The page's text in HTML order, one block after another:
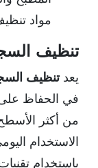
مواد
تنظيف
يعدتنظيف
في الحفاظ على
من أكثر الأسطح
الاستخدام
باستخدام